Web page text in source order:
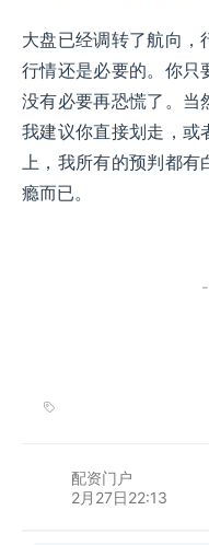
大盘已经调转了航向，
行情还是必要的。你只
没有必要再恐慌了。当
我建议你直接划走，或
上，我所有的预判都有
瘾而已。
配资门户
2月27日22:13